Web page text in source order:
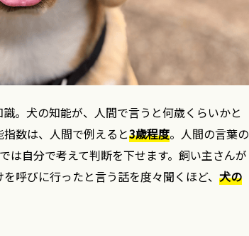
。犬の知能が、人間で言うと何歳くらいかと
数は、人間で例えると3歳程度。人間の言葉の
は自分で考えて判断を下せます。飼い主さんが
呼びに行ったと言う話を度々聞くほど、 犬の